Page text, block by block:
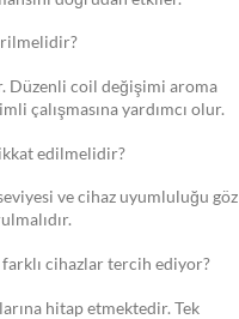
Düzenli coil değişimi aroma
çalışmasına yardımcı olur.
edilmelidir?
ve cihaz uyumluluğu göz
farklı cihazlar tercih ediyor?
hitap etmektedir. Tek